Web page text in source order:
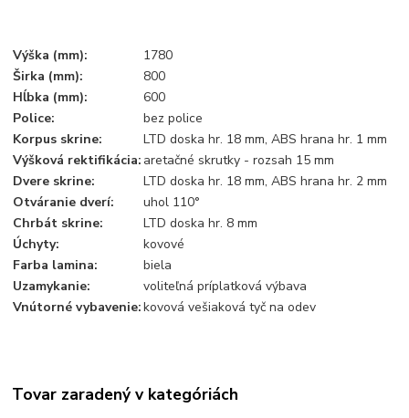
Výška (mm):
1780
Širka (mm):
800
Hĺbka (mm):
600
Police:
bez police
Korpus skrine:
LTD doska hr. 18 mm, ABS hrana hr. 1 mm
Výšková rektifikácia: aretačné skrutky - rozsah 15 mm
Dvere skrine:
LTD doska hr. 18 mm, ABS hrana hr. 2 mm
Otváranie dverí:
uhol 110°
Chrbát skrine:
LTD doska hr. 8 mm
Úchyty:
kovové
Farba lamina:
biela
Uzamykanie:
voliteľná príplatková výbava
Vnútorné vybavenie:kovová vešiaková tyč na odev
Tovar zaradený v kategóriách